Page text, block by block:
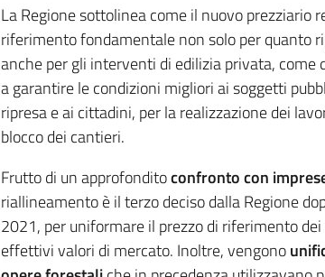
La Regione sottolinea come il nuovo prezziario
riferimento fondamentale non solo per quanto
anche per gli interventi di edilizia privata, come
a garantire le condizioni migliori ai soggetti
ripresa e ai cittadini, per la realizzazione dei
blocco dei cantieri.
Frutto di un approfonditoconfronto con
riallineamento è il terzo deciso dalla Regione
2021, per uniformare il prezzo di riferimento
effettivi valori di mercato. Inoltre, vengono